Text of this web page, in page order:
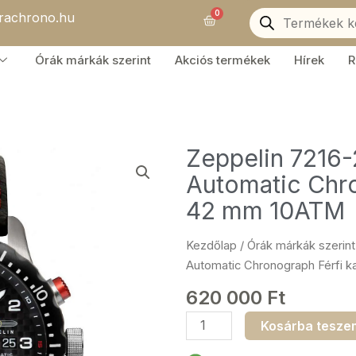
0Kosár
Products
search
Órák márkák szerint Akciós termékek Hírek
Zeppelin
Automatic
42 mm 10ATM
Kezdőlap / Órák márkák szerint
Automatic Chronograph Férfi
620 000 Ft
Zeppelin
7216-
Kosárba